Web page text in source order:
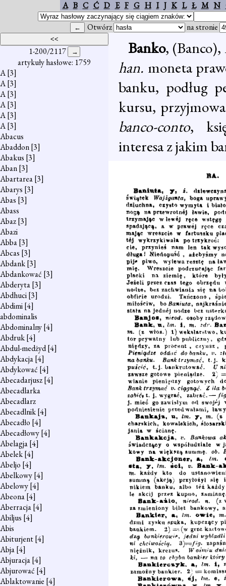
A B C Ć D E F G H I J K L Ł M N
Otwórz na stronie
1-200/2117
artykuły hasłowe: 1759
A[3]
A[3]
A[3]
A[3]
A[3]
A[3]
Abacus
Abaddon[3]
Abakus [3]
Aban[3]
Abartarea[3]
Abarys [3]
Abas [3]
Abass
Abaz[3]
Abazi
Abba[3]
Abcas [3]
Abdank[3]
Abdankować [3]
Abderyta[3]
Abdhuci[3]
Abdimi[4]
abdominalis
Abdominalny[4]
Abdruk[4]
Abdul-medżyd[4]
Abdykacja[4]
Abdykować [4]
Abecadarjusz[4]
Abecadlarka
Abecadlarz
Abecadlnik[4]
Abecadło [4]
Abecadłowy[4]
Abelagja[4]
Abelek[4]
Abeljo [4]
Abelkowy[4]
Abelowy[4]
Abeona[4]
Aberracja[4]
Abiljus [4]
Abis
Abiturjent[4]
Abja[4]
Abjuracja[4]
Abjurować [4]
Ablaktowanie [4]
Banko, (Banco),
han. moneta
banku, podług
kursu,
banco-conto,
interesa z jakim